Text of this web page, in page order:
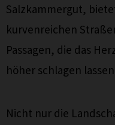
Salzkammergut,
kurvenreichen
Passagen, die das
höher schlagen
Nicht nur die